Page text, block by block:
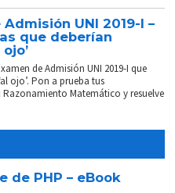
Admisión UNI 2019-I –
que deberían
de Admisión UNI 2019-I que
ojo’. Pon a prueba tus
Matemático y resuelve
de PHP – eBook